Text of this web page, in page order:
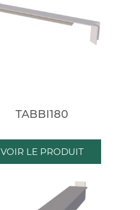
TABBI180
VOIR LE PRODUIT